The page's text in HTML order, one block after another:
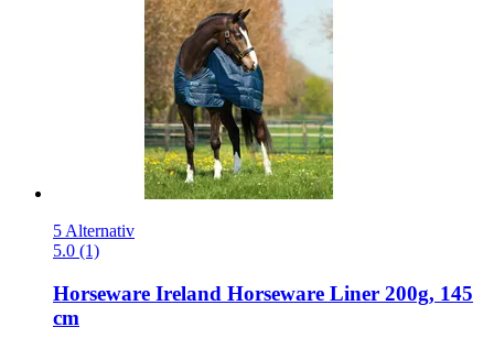
5 Alternativ
5.0 (1)
Horseware Ireland Horseware Liner 200g, 145
cm